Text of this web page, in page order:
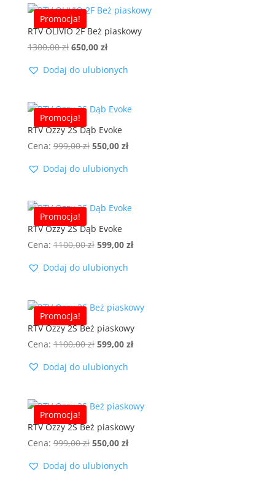
Promocja!
RTV OLIVIO 2F Beż piaskowy
1300,00zł Pierwotna
wynosiła:
650,00 złAktualna
wynosi:
Dodaj do ulubionych
Promocja!
RTV Ozzy 2S Dąb Evoke
Cena: 999,00zł Pierwotna
wynosiła:
550,00 złAktualna
wynosi:
Dodaj do ulubionych
Promocja!
RTV Ozzy 2S Dąb Evoke
Cena: 1100,00zł Pierwotna
wynosiła:
599,00 złAktualna
Dodaj do ulubionych
Promocja!
RTV Ozzy 2S Beż piaskowy
Cena: 1100,00zł Pierwotna
wynosiła:
599,00 złAktualna
Dodaj do ulubionych
Promocja!
RTV Ozzy 2S Beż piaskowy
Cena: 999,00zł Pierwotna
wynosiła:
550,00 złAktualna
wynosi:
Dodaj do ulubionych